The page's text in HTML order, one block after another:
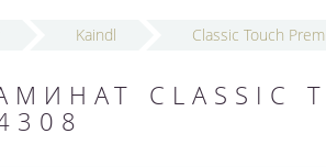
Kaindl Classic Touch
CLASSIC